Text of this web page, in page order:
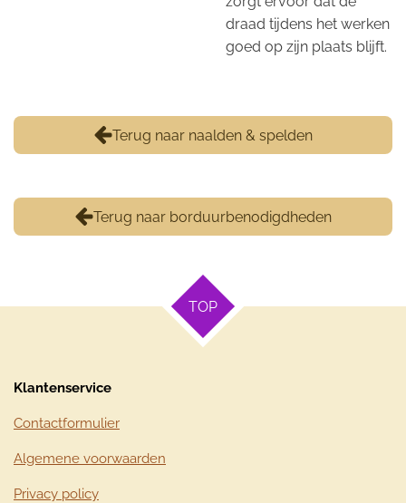
draad tijdens het werken
goed op zijn plaats blijft.
Terug naar naalden & spelden
Terug naar borduurbenodigdheden
TOP
Klantenservice
Contactformulier
Algemene voorwaarden
Privacy policy